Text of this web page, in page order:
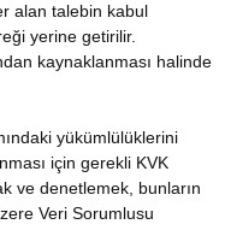
alan talebin kabul
yerine getirilir.
kaynaklanması halinde
yükümlülüklerini
için gerekli KVK
ve denetlemek, bunların
Veri Sorumlusu